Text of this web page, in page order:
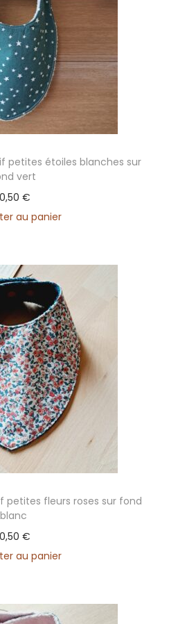
petites étoiles blanches sur
vert
€
au panier
petites fleurs roses sur fond
blanc
€
au panier